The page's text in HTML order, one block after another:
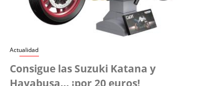
Actualidad
Consigue las Suzuki Katana y
Hayabusa... ¡por 20 euros!